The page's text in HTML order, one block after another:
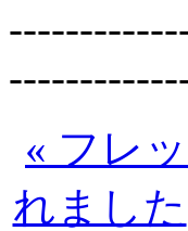
« フレ
れました